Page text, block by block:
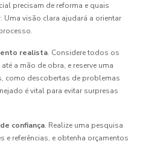
precisam de reforma e quais
Uma visão clara ajudará a orientar
realista. Considere todos os
a mão de obra, e reserve uma
como descobertas de problemas
é vital para evitar surpresas
confiança. Realize uma pesquisa
e referências, e obtenha orçamentos